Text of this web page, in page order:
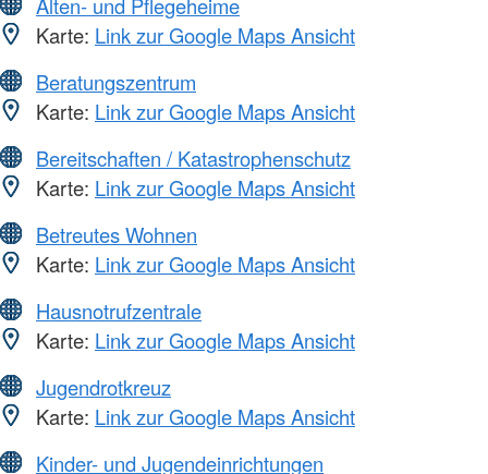
Karte: Link zur Google Maps Ansicht
Beratungszentrum
Karte: Link zur Google Maps Ansicht
Bereitschaften / Katastrophenschutz
Karte: Link zur Google Maps Ansicht
Betreutes Wohnen
Karte: Link zur Google Maps Ansicht
Hausnotrufzentrale
Karte: Link zur Google Maps Ansicht
Jugendrotkreuz
Karte: Link zur Google Maps Ansicht
Kinder- und Jugendeinrichtungen